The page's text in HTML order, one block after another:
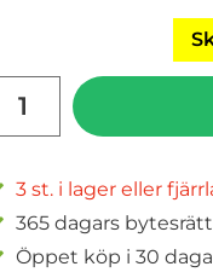
3 st. i lager eller
365 dagars bytesrätt
Öppet köp i 30